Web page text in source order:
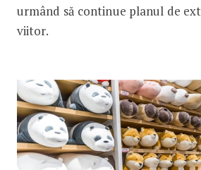
urmând să continue planul de
viitor.